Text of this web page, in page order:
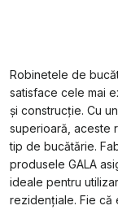
Robinetele de
satisface cele mai
și construcție. Cu
superioară, aceste
tip de bucătărie.
produsele GALA
ideale pentru
rezidențiale. Fie că